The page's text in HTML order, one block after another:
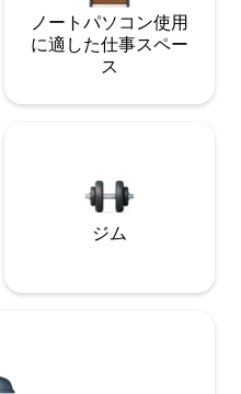
ノートパソコン使用
に適した仕事スペー
ス
ジム